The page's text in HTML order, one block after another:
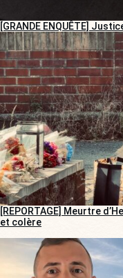
[GRANDE ENQUÊTE]
[REPORTAGE] Meurtre
et colère